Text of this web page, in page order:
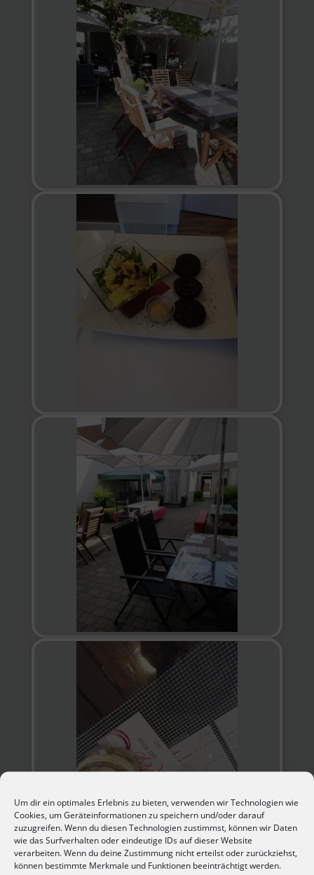
Um dir ein optimales Erlebnis zu bieten, verwenden wir Technologien wie
Cookies, um Geräteinformationen zu speichern und/oder darauf
zuzugreifen. Wenn du diesen Technologien zustimmst, können wir Daten
wie das Surfverhalten oder eindeutige IDs auf dieser Website
verarbeiten. Wenn du deine Zustimmung nicht erteilst oder zurückziehst,
können bestimmte Merkmale und Funktionen beeinträchtigt werden.